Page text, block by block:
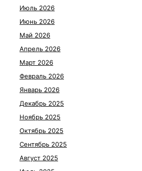
Июль 2026
Июнь 2026
Май 2026
Апрель 2026
Март 2026
Февраль 2026
Январь 2026
Декабрь 2025
Ноябрь 2025
Октябрь 2025
Сентябрь 2025
Август 2025